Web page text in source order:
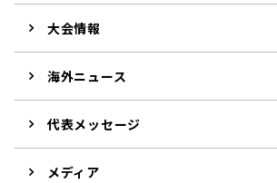
大会情報
海外ニュース
代表メッセージ
メディア